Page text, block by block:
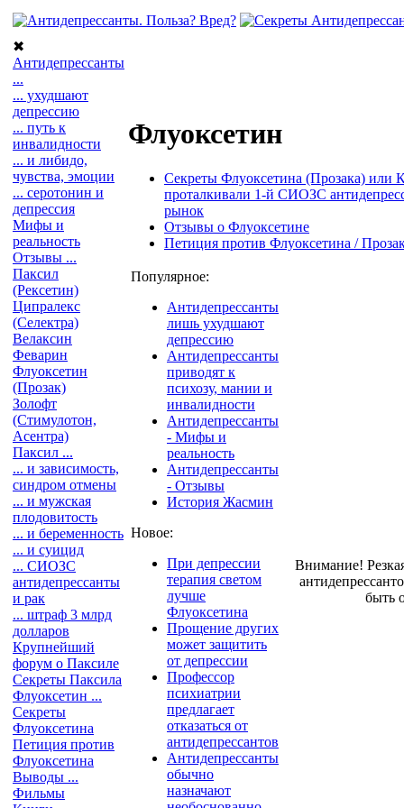
✖
Антидепрессанты
...
... ухудшают
депрессию
... путь к
инвалидности
... и либидо,
чувства, эмоции
... серотонин и
депрессия
Мифы и
реальность
Отзывы ...
Паксил
(Рексетин)
Ципралекс
(Селектра)
Велаксин
Феварин
Флуоксетин
(Прозак)
Золофт
(Стимулотон,
Асентра)
Паксил ...
... и зависимость,
синдром отмены
... и мужская
плодовитость
... и беременность
... и суицид
... СИОЗС
антидепрессанты
и рак
... штраф 3 млрд
долларов
Крупнейший
форум о Паксиле
Секреты Паксила
Флуоксетин ...
Секреты
Флуоксетина
Петиция против
Флуоксетина
Выводы ...
Фильмы
Флуоксетин
Секреты Флуоксетина (Прозака) или
проталкивали 1-й СИОЗС
рынок
Отзывы о Флуоксетине
Петиция против Флуоксетина /
Популярное:
Антидепрессанты
лишь ухудшают
депрессию
Антидепрессанты
приводят к
психозу, мании и
инвалидности
Антидепрессанты
- Мифы и
реальность
Антидепрессанты
- Отзывы
История Жасмин
Новое:
При депрессии
терапия светом
лучше
Флуоксетина
Прощение других
может защитить
от депрессии
Профессор
психиатрии
предлагает
отказаться от
антидепрессантов
Антидепрессанты
обычно
назначают
Внимание!
быть